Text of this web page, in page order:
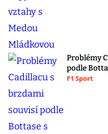
Problémy
podle
F1 Sport